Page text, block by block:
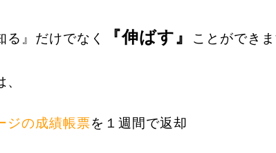
る』だけでなく 『伸ばす』 ことができ
ジの成績帳票を１週間で返却